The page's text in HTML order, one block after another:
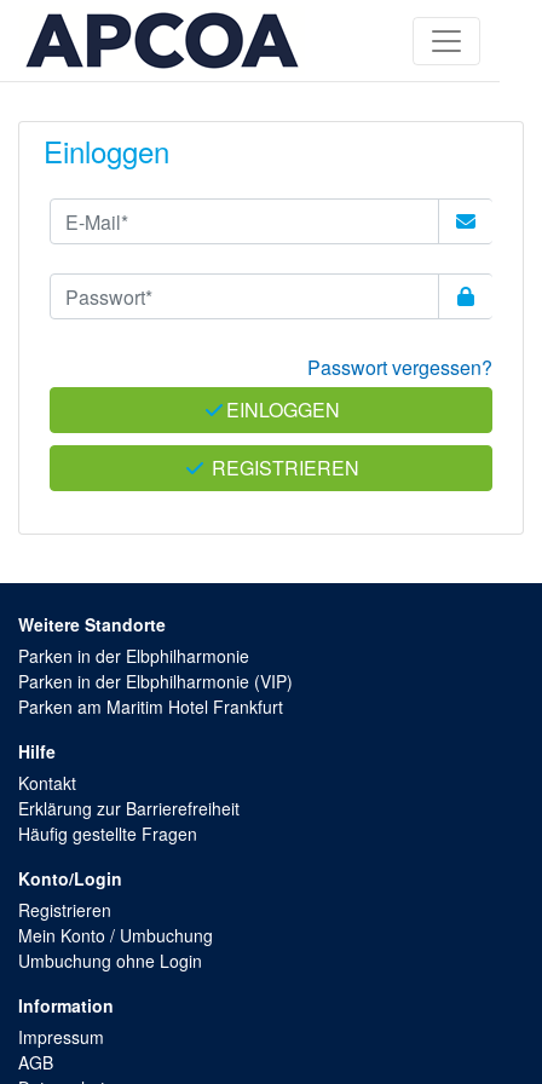
Einloggen
Passwort vergessen?
REGISTRIEREN
EINLOGGEN
Weitere Standorte
Parken in der Elbphilharmonie
Parken in der Elbphilharmonie (VIP)
Parken am Maritim Hotel Frankfurt
Hilfe
Kontakt
Erklärung zur Barrierefreiheit
Häufig gestellte Fragen
Konto/Login
Registrieren
Mein Konto / Umbuchung
Umbuchung ohne Login
Information
Impressum
AGB